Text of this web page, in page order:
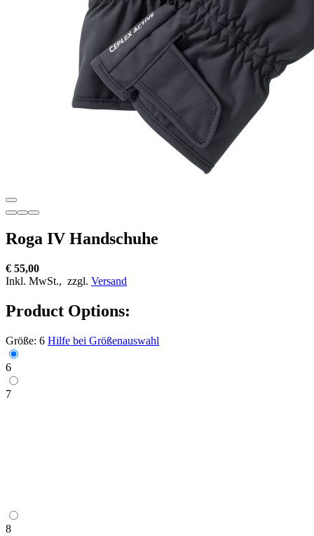
Roga IV Handschuhe
€ 55,00
Inkl. MwSt., zzgl. Versand
Product Options:
Größe: 6 Hilfe bei Größenauswahl
6
7
8